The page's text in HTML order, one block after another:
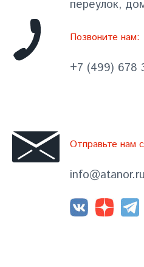
переулок,
Позвоните нам:
+7 (499) 678
Отправьте нам
info@atanor.ru